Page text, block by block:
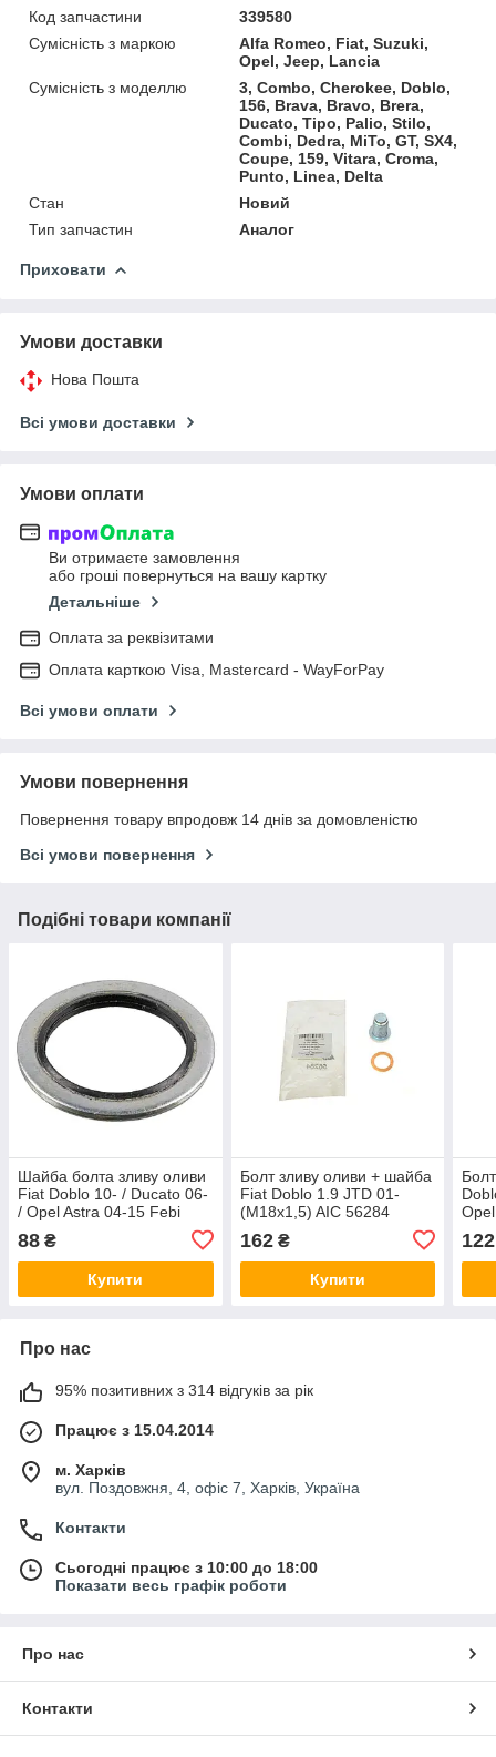
Код запчастини
339580
Сумісність з маркою
Alfa Romeo, Fiat, Suzuki,
Opel, Jeep, Lancia
Сумісність з моделлю
3, Combo, Cherokee, Doblo,
156, Brava, Bravo, Brera,
Ducato, Tipo, Palio, Stilo,
Combi, Dedra, MiTo, GT, SX4,
Coupe, 159, Vitara, Croma,
Punto, Linea, Delta
Стан
Новий
Тип запчастин
Аналог
Приховати
Умови доставки
Нова Пошта
Всі умови доставки
Умови оплати
Ви отримаєте замовлення
або гроші повернуться на вашу картку
Детальніше
Оплата за реквізитами
Оплата карткою Visa, Mastercard - WayForPay
Всі умови оплати
Умови повернення
Повернення товару впродовж 14 днів за домовленістю
Всі умови повернення
Подібні товари компанії
Шайба болта зливу оливи
Fiat Doblo 10- / Ducato 06-
/ Opel Astra 04-15 Febi
88 ₴
Купити
Болт зливу оливи + шайба
Fiat Doblo 1.9 JTD 01-
(M18x1,5) AIC 56284
162₴
Купити
122
Про нас
95% позитивних з 314 відгуків за рік
Працює з 15.04.2014
м. Харків
вул. Поздовжня, 4, офіс 7, Харків, Україна
Контакти
Сьогодні працює з 10:00 до 18:00
Показати весь графік роботи
Про нас
Контакти